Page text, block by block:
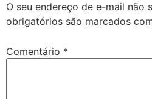
O seu endereço de e-mail não
obrigatórios são marcados
Comentário *